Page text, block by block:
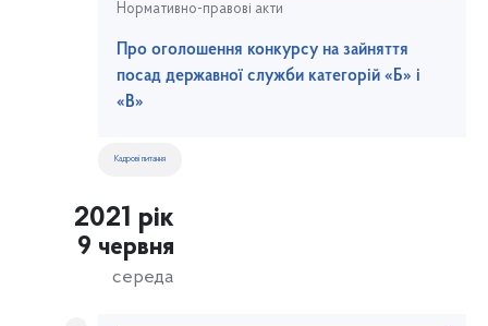
Нормативно-правові акти
Про оголошення конкурсу на зайняття
посад державної служби категорій «Б» і
«В»
Кадрові питання
2021 рік
9 червня
середа